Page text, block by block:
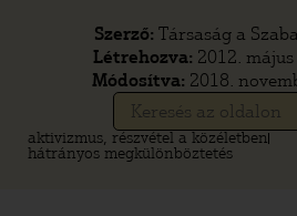
Szerző: Társaság a
Létrehozva: 2012.
Módosítva: 2018.
aktivizmus, részvétel a közéletben
hátrányos megkülönböztetés